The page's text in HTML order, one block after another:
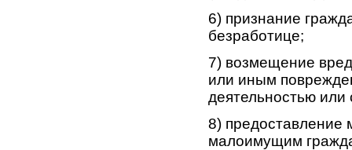
6) признание
безработице;
7) возмещение
или иным
деятельностью или
8) предоставление
малоимущим